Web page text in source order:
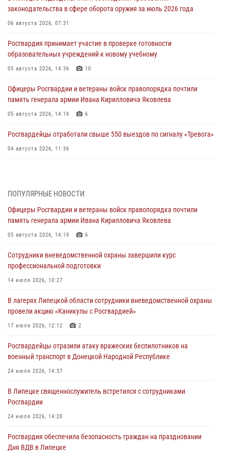
законодательства в сфере оборота оружия за июль 2026 года
06 августа 2026, 07:31
Росгвардия принимает участие в проверке готовности
образовательных учреждений к новому учебному
05 августа 2026, 14:36 10
Офицеры Росгвардии и ветераны войск правопорядка почтили
память генерала армии Ивана Кирилловича Яковлева
05 августа 2026, 14:19 6
Росгвардейцы отработали свыше 550 выездов по сигналу «Тревога»
04 августа 2026, 11:36
04 августа 2026, 09:05
Росгвардия обеспечила безопасность граждан на праздновании
Дня ВДВ в Липецке
03 августа 2026, 13:43
Росгвардейцы обеспечили безопасность граждан в День Лев-
Толстовского района
03 августа 2026, 13:41
Росгвардия противодействует БПЛА ВСУ на южном направлении
(видео)
03 августа 2026, 13:39
ПОПУЛЯРНЫЕ НОВОСТИ
Офицеры Росгвардии и ветераны войск правопорядка почтили
память генерала армии Ивана Кирилловича Яковлева
05 августа 2026, 14:19 6
Сотрудники вневедомственной охраны завершили курс
профессиональной подготовки
14 июля 2026, 10:27
В лагерях Липецкой области сотрудники вневедомственной охраны
провели акцию «Каникулы с Росгвардией»
17 июля 2026, 12:12 2
Росгвардейцы отразили атаку вражеских беспилотников на
военный транспорт в Донецкой Народной Республике
24 июля 2026, 14:37
В Липецке священнослужитель встретился с сотрудниками
Росгвардии
24 июля 2026, 14:20
Росгвардия обеспечила безопасность граждан на праздновании
Дня ВДВ в Липецке